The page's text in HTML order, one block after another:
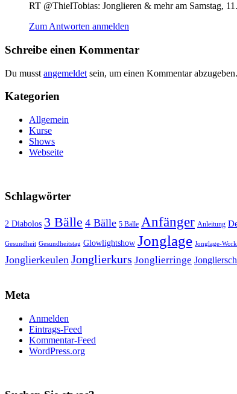
RT @ThielTobias: Jonglieren & mehr am Samstag,
Zum Antworten anmelden
Schreibe einen Kommentar
Du musst angemeldet sein, um einen Kommentar abzugeben.
Kategorien
Allgemein
Kurse
Shows
Webseite
Schlagwörter
2 Diabolos 3 Bälle 4 Bälle 5 Bälle Anfänger Anleitung
Gesundheit Gesundheitstag Glowlightshow Jonglage Jonglage-
Jonglierkeulen Jonglierkurs Jonglierringe
Meta
Anmelden
Eintrags-Feed
Kommentar-Feed
WordPress.org